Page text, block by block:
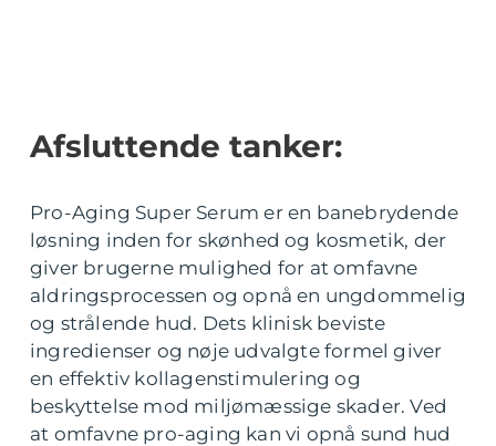
Afsluttende tanker:
Pro-Aging Super Serum er en banebrydende
løsning inden for skønhed og kosmetik, der
giver brugerne mulighed for at omfavne
aldringsprocessen og opnå en ungdommelig
og strålende hud. Dets klinisk beviste
ingredienser og nøje udvalgte formel giver
en effektiv kollagenstimulering og
beskyttelse mod miljømæssige skader. Ved
at omfavne pro-aging kan vi opnå sund hud